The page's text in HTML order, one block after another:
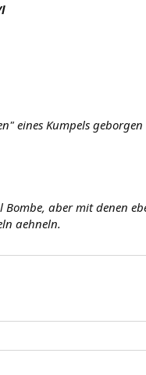
l
eines Kumpels
aber mit denen
aehneln.